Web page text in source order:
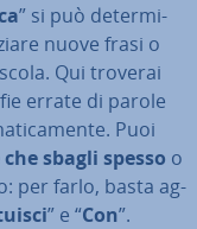
” si può de­ter­mi­
nuove frasi o
Qui troverai
errate di parole
Puoi
sbagli spesso o
per farlo, basta ag­
” e “Con”.